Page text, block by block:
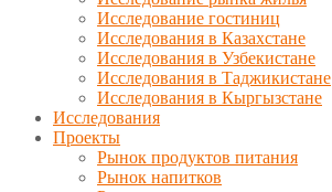
Исследование гостиниц
Исследования в Казахстане
Исследования в Узбекистане
Исследования в Таджикистане
Исследования в Кыргызстане
Исследования
Проекты
Рынок продуктов питания
Рынок напитков